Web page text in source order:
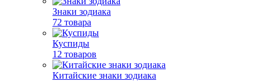
Знаки зодиака
72 товара
Куспиды
12 товаров
Китайские знаки зодиака